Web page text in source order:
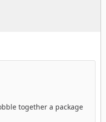
together a package